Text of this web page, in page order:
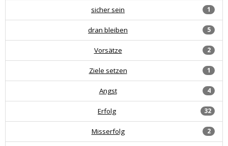
1
sicher sein
5
dran bleiben
2
Vorsätze
1
Ziele setzen
4
Angst
32
Erfolg
2
Misserfolg